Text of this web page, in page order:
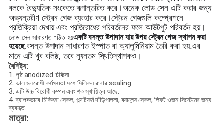
বলকে বৈদ্যুতিক সংকেতে রূপান্তরিত করে।অনেক লোড সেল এটি করার জন্য
অভ্যন্তরীণ স্ট্রেন গেজ ব্যবহার করে।স্ট্রেন গেজগুলি কম্প্রেশনে
প্রতিক্রিয়া দেখায় এবং প্রতিরোধের পরিবর্তনের ফলে আউটপুট পরিবর্তন হয়।
লোড সেল সাধারণত গঠিত হয়একটি বসন্ত উপাদান যার উপর স্ট্রেন গেজ স্থাপন করা
হয়েছে.বসন্ত উপাদান সাধারণত ইস্পাত বা অ্যালুমিনিয়াম তৈরি করা হয়.এর
মানে এটি খুব বলিষ্ঠ, তবে ন্যূনতম স্থিতিস্থাপকও।
বৈশিষ্ট্য:
1. পৃষ্ঠ anodized চিকিত্সা.
2. ভাল জলরোধী কর্মক্ষমতা সঙ্গে সিলিকন রাবার sealing.
3. এটি উচ্চ বিরোধী কম্পন এবং শক স্থায়িত্ব আছে.
4. ব্যাপকভাবে চিকিৎসা স্কেল, প্ল্যাটফর্ম দাঁড়িপাল্লা, ব্যালেন্স স্কেল, লিফট ওজন সিস্টেমের জন্য
ব্যবহৃত.
মাত্রা: